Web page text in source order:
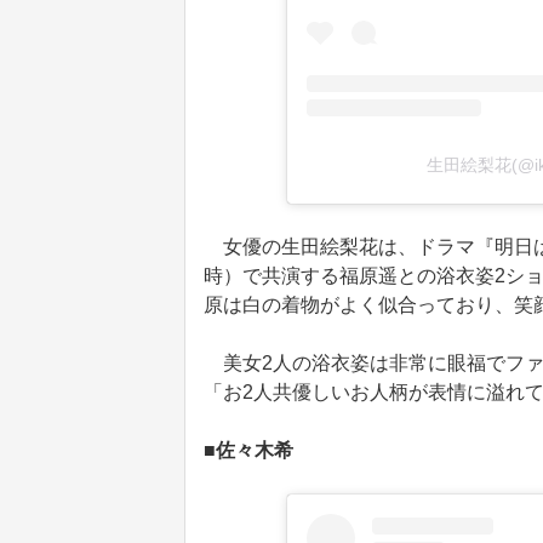
生田絵梨花
女優の生田絵梨花は、ドラマ『明日
時）で共演する福原遥との浴衣姿2シ
原は白の着物がよく似合っており、
美女2人の浴衣姿は非常に眼福でフ
「お2人共優しいお人柄が表情に溢れ
■佐々木希